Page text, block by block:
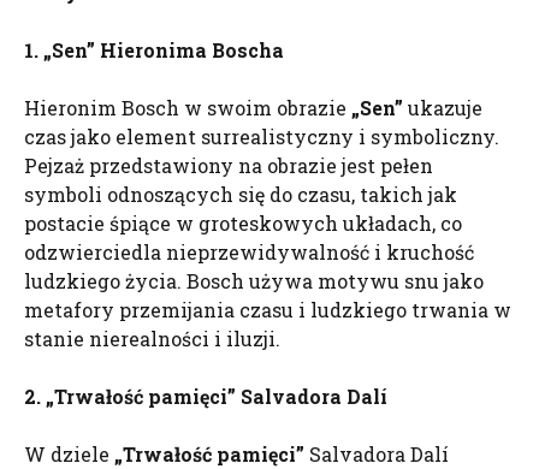
1. „Sen” Hieronima Boscha
Hieronim Bosch w swoim obrazie „Sen” ukazuje
czas jako element surrealistyczny i symboliczny.
Pejzaż przedstawiony na obrazie jest pełen
symboli odnoszących się do czasu, takich jak
postacie śpiące w groteskowych układach, co
odzwierciedla nieprzewidywalność i kruchość
ludzkiego życia. Bosch używa motywu snu jako
metafory przemijania czasu i ludzkiego trwania w
stanie nierealności i iluzji.
2. „Trwałość pamięci” Salvadora Dalí
W dziele „Trwałość pamięci” Salvadora Dalí